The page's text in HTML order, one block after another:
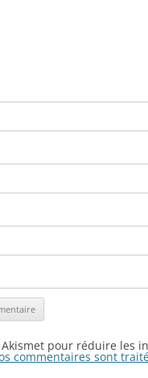
pour réduire les
commentaires sont